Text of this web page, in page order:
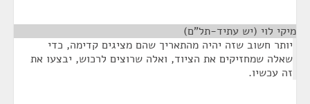
מיקי לוי (יש עתיד-תל"ם)
יותר חשוב שזה יהיה מהתאריך שהם מציגים קדימה, כדי
שאלה שמחזיקים את הציוד, ואלה שרוצים לרכוש, יבצעו את
זה עכשיו.